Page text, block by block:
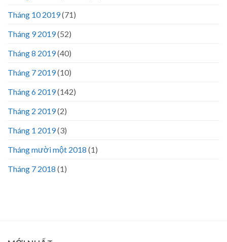
Tháng 10 2019(71)
Tháng 9 2019(52)
Tháng 8 2019(40)
Tháng 7 2019(10)
Tháng 6 2019(142)
Tháng 2 2019(2)
Tháng 1 2019(3)
Tháng mười một 2018 (1)
Tháng 7 2018 (1)